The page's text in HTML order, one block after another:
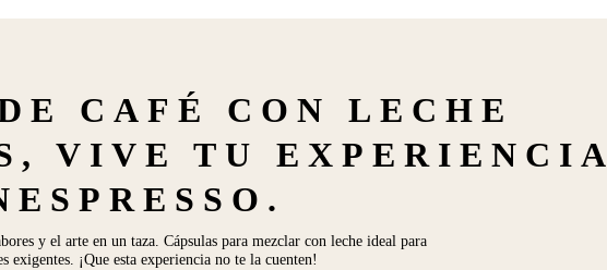
CAFÉ CON LECHE
VIVE TU EXPERIENCIA
y el arte en un taza. Cápsulas para mezclar con leche ideal para
exigentes. ¡Que esta experiencia no te la cuenten!